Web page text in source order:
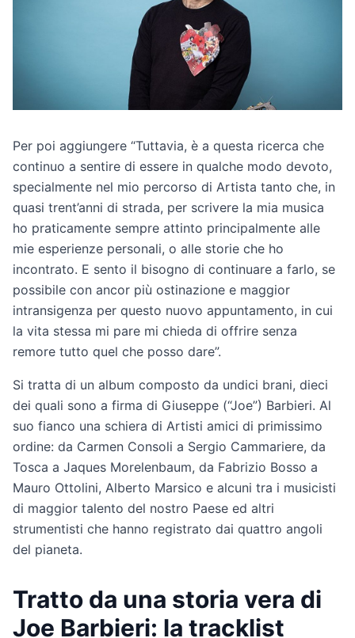
Per poi aggiungere “Tuttavia, è a questa ricerca che
continuo a sentire di essere in qualche modo devoto,
specialmente nel mio percorso di Artista tanto che, in
quasi trent’anni di strada, per scrivere la mia musica
ho praticamente sempre attinto principalmente alle
mie esperienze personali, o alle storie che ho
incontrato. E sento il bisogno di continuare a farlo, se
possibile con ancor più ostinazione e maggior
intransigenza per questo nuovo appuntamento, in cui
la vita stessa mi pare mi chieda di offrire senza
remore tutto quel che posso dare”.
Si tratta di un album composto da undici brani, dieci
dei quali sono a firma di Giuseppe (“Joe”) Barbieri. Al
suo fianco una schiera di Artisti amici di primissimo
ordine: da Carmen Consoli a Sergio Cammariere, da
Tosca a Jaques Morelenbaum, da Fabrizio Bosso a
Mauro Ottolini, Alberto Marsico e alcuni tra i musicisti
di maggior talento del nostro Paese ed altri
strumentisti che hanno registrato dai quattro angoli
del pianeta.
Tratto da una storia vera di
Joe Barbieri: la tracklist